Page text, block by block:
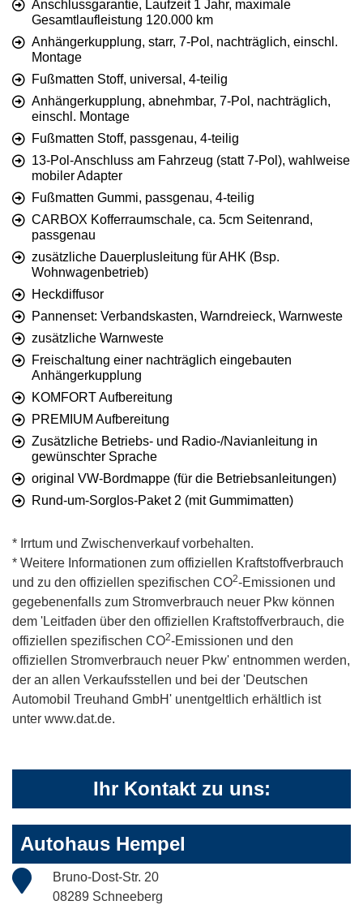
Anschlussgarantie, Laufzeit 1 Jahr, maximale
Gesamtlaufleistung 120.000 km
Anhängerkupplung, starr, 7-Pol, nachträglich, einschl.
Montage
Fußmatten Stoff, universal, 4-teilig
Anhängerkupplung, abnehmbar, 7-Pol, nachträglich,
einschl. Montage
Fußmatten Stoff, passgenau, 4-teilig
13-Pol-Anschluss am Fahrzeug (statt 7-Pol), wahlweise
mobiler Adapter
Fußmatten Gummi, passgenau, 4-teilig
CARBOX Kofferraumschale, ca. 5cm Seitenrand,
passgenau
zusätzliche Dauerplusleitung für AHK (Bsp.
Wohnwagenbetrieb)
Heckdiffusor
Pannenset: Verbandskasten, Warndreieck, Warnweste
zusätzliche Warnweste
Freischaltung einer nachträglich eingebauten
Anhängerkupplung
KOMFORT Aufbereitung
PREMIUM Aufbereitung
Zusätzliche Betriebs- und Radio-/Navianleitung in
gewünschter Sprache
original VW-Bordmappe (für die Betriebsanleitungen)
Rund-um-Sorglos-Paket 2 (mit Gummimatten)
* Irrtum und Zwischenverkauf vorbehalten.
* Weitere Informationen zum offiziellen Kraftstoffverbrauch
und zu den offiziellen spezifischen CO2-Emissionen und
gegebenenfalls zum Stromverbrauch neuer Pkw können
dem 'Leitfaden über den offiziellen Kraftstoffverbrauch, die
offiziellen spezifischen CO2-Emissionen und den
offiziellen Stromverbrauch neuer Pkw' entnommen werden,
der an allen Verkaufsstellen und bei der 'Deutschen
Automobil Treuhand GmbH' unentgeltlich erhältlich ist
unter www.dat.de.
Ihr Kontakt zu uns:
Autohaus Hempel
Bruno-Dost-Str. 20
08289 Schneeberg